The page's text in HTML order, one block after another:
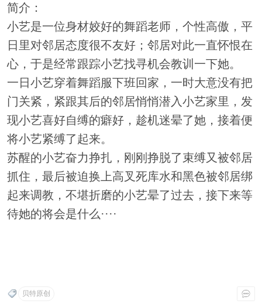
简介：
小艺是一位身材姣好的舞蹈老师，个性高傲，平
日里对邻居态度很不友好；邻居对此一直怀恨在
心，于是经常跟踪小艺找寻机会教训一下她。
一日小艺穿着舞蹈服下班回家，一时大意没有把
门关紧，紧跟其后的邻居悄悄潜入小艺家里，发
现小艺喜好自缚的癖好，趁机迷晕了她，接着便
将小艺紧缚了起来。
苏醒的小艺奋力挣扎，刚刚挣脱了束缚又被邻居
抓住，最后被迫换上高叉死库水和黑色被邻居绑
起来调教，不堪折磨的小艺晕了过去，接下来等
待她的将会是什么····
贝特原创